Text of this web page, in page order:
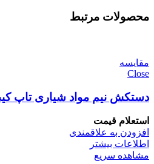
محصولات مرتبط
مقایسه
Close
دستکش نیم مواد شیاری تاپ
استعلام قیمت
افزودن به علاقمندی
اطلاعات بیشتر
مشاهده سریع